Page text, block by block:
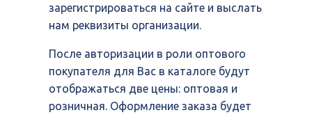
зарегистрироваться на сайте и выслать
нам реквизиты организации.
После авторизации в роли оптового
покупателя для Вас в каталоге будут
отображаться две цены: оптовая и
розничная. Оформление заказа будет